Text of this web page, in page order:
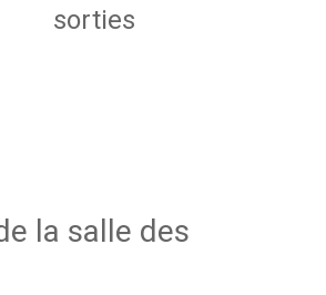
sorties
la salle des